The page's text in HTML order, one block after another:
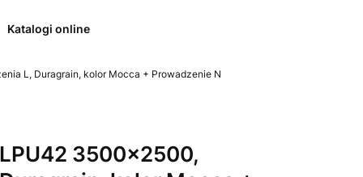
Katalogi online
L, Duragrain, kolor Mocca + Prowadzenie N
3500x2500,